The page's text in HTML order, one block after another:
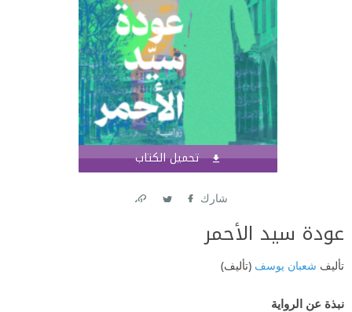
تحميل الكتاب
شارك
عودة سيد الأحمر
تأليف شعبان يوسف (تأليف)
نبذة عن الرواية